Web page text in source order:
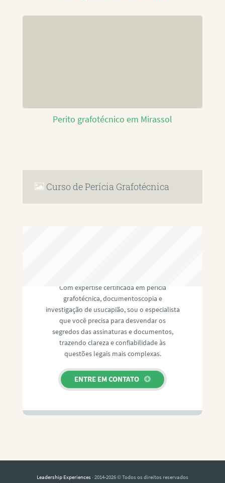
Perito grafotécnico em Mirassol
Curso de Perícia Grafotécnica
Com expertise certificada em perícia
grafotécnica, documentoscopia e
investigação de usucapião, sou o especialista
que você precisa para desvendar os
segredos das assinaturas e documentos,
trazendo clareza e confiabilidade às
questões legais mais complexas.
ENTRE EM CONTATO
Leadership Experiences · 2014-2026 © Todos os direitos reservados